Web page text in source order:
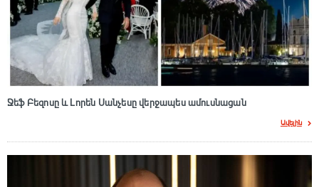
Ջեֆ Բեզոսը և Լորեն Սանչեսը վերջապես ամուսնացան
Ավելին